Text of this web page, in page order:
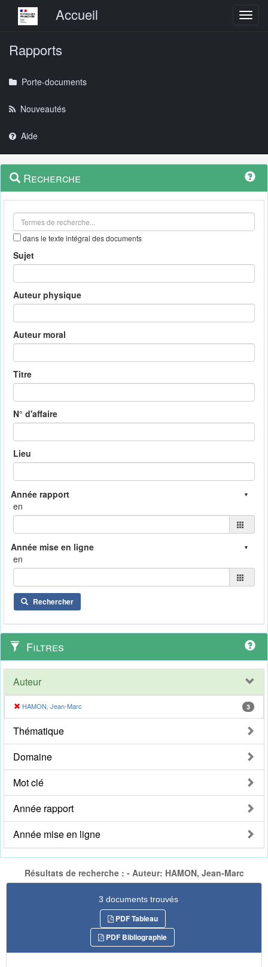
Menu principalAccueil
Rapports
Porte-documents
Nouveautés
Aide
Navigation
outils
Menu
contextuel
Recherche
dans le texte intégral des documents
Sujet
Auteur physique
Auteur moral
Titre
N° d'affaire
Lieu
en
en
Rechercher
Filtres
Auteur
HAMON, Jean-Marc 3
Thématique
Domaine
Mot clé
Année rapport
Année mise en ligne
Résultats de recherche : - Auteur: HAMON, Jean-Marc
3 documents trouvés
PDF Tableau
PDF Bibliographie